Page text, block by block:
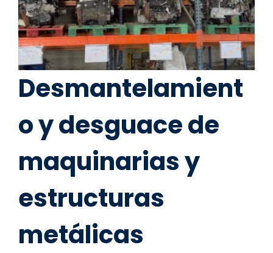
Desmantelamient
o y desguace de
maquinarias y
estructuras
metálicas